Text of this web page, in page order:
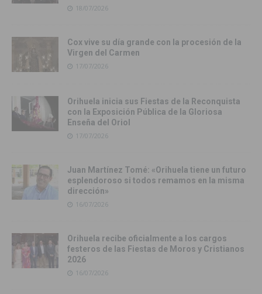
18/07/2026
Cox vive su día grande con la procesión de la
Virgen del Carmen
17/07/2026
Orihuela inicia sus Fiestas de la Reconquista
con la Exposición Pública de la Gloriosa
Enseña del Oriol
17/07/2026
Juan Martínez Tomé: «Orihuela tiene un futuro
esplendoroso si todos remamos en la misma
dirección»
16/07/2026
Orihuela recibe oficialmente a los cargos
festeros de las Fiestas de Moros y Cristianos
2026
16/07/2026